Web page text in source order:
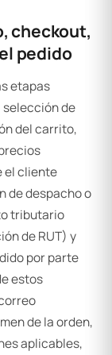
checkout,
pedido
etapas
de
del carrito,
el cliente
de despacho o
tributario
de RUT) y
por parte
estos
de la orden,
aplicables,